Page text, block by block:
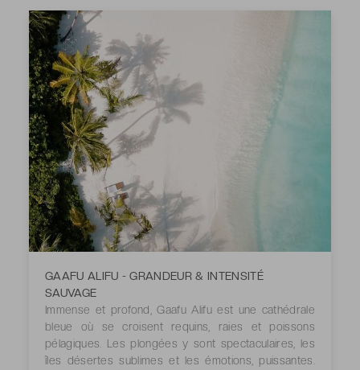
GAAFU ALIFU - GRANDEUR & INTENSITÉ
SAUVAGE
Immense et profond, Gaafu Alifu est une cathédrale
bleue où se croisent requins, raies et poissons
pélagiques. Les plongées y sont spectaculaires, les
îles désertes sublimes et les émotions, puissantes.